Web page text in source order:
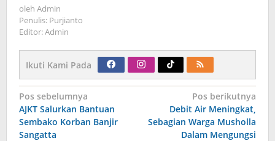
oleh Admin
Penulis: Purjianto
Editor: Admin
Ikuti Kami Pada
Navigasi
pos
Pos sebelumnya
AJKT Salurkan Bantuan
Sembako Korban Banjir
Sangatta
Pos berikutnya
Debit Air Meningkat,
Sebagian Warga Musholla
Dalam Mengungsi